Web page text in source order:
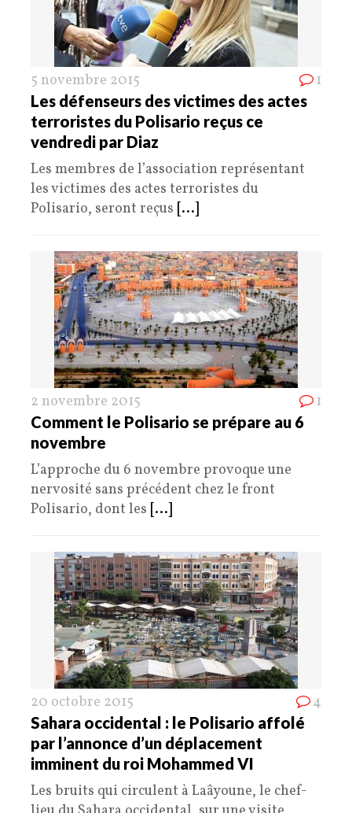
5 novembre 2015 1
Les défenseurs des victimes des actes
terroristes du Polisario reçus ce
vendredi par Diaz
Les membres de l’association représentant
les victimes des actes terroristes du
Polisario, seront reçus [...]
2 novembre 2015 1
Comment le Polisario se prépare au 6
novembre
L’approche du 6 novembre provoque une
nervosité sans précédent chez le front
Polisario, dont les [...]
20 octobre 2015 4
Sahara occidental : le Polisario affolé
par l’annonce d’un déplacement
imminent du roi Mohammed VI
Les bruits qui circulent à Laâyoune, le chef-